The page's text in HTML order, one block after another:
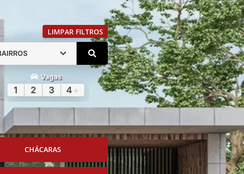
LIMPAR FILTROS
Vagas
1 2 3 4 +
CHÁCARAS